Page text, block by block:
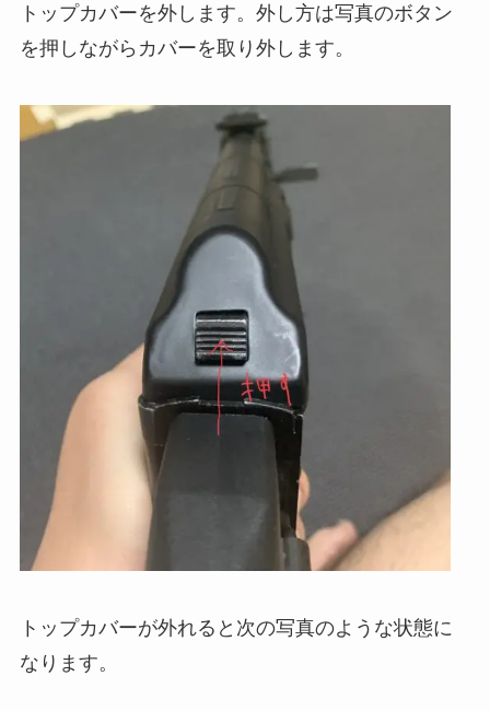
トップカバーを外します。外し方は写真のボタン
を押しながらカバーを取り外します。
トップカバーが外れると次の写真のような状態に
なります。